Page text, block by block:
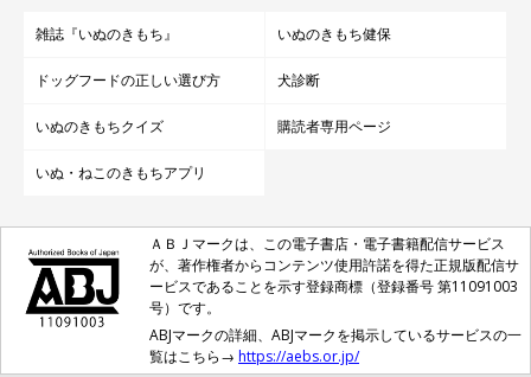
雑誌『いぬのきもち』 いぬのきもち健保
ドッグフードの正しい選び方 犬診断
いぬのきもちクイズ 購読者専用ページ
いぬ・ねこのきもちアプリ
ＡＢＪマークは、この電子書店・電子書籍配信サービス
が、著作権者からコンテンツ使用許諾を得た正規版配信サ
ービスであることを示す登録商標（登録番号 第11091003
号）です。
ABJマークの詳細、ABJマークを掲示しているサービスの一
覧はこちら→ https://aebs.or.jp/